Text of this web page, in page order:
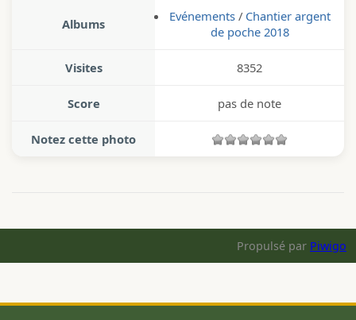
Albums Evénements/ Chantier argent
de poche 2018
Visites 8352
Score pas de note
Notez cette photo
Propulsé par Piwigo